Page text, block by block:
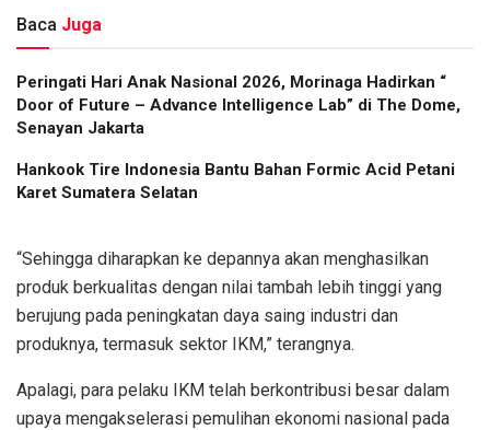
Baca Juga
Peringati Hari Anak Nasional 2026, Morinaga Hadirkan “
Door of Future – Advance Intelligence Lab” di The Dome,
Senayan Jakarta
Hankook Tire Indonesia Bantu Bahan Formic Acid Petani
Karet Sumatera Selatan
“Sehingga diharapkan ke depannya akan menghasilkan
produk berkualitas dengan nilai tambah lebih tinggi yang
berujung pada peningkatan daya saing industri dan
produknya, termasuk sektor IKM,” terangnya.
Apalagi, para pelaku IKM telah berkontribusi besar dalam
upaya mengakselerasi pemulihan ekonomi nasional pada